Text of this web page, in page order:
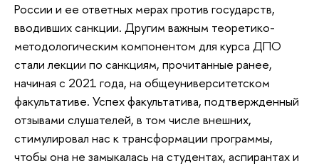
России и ее ответных мерах против государств,
вводивших санкции. Другим важным теоретико-
методологическим компонентом для курса ДПО
стали лекции по санкциям, прочитанные ранее,
начиная с 2021 года, на общеуниверситетском
факультативе. Успех факультатива, подтвержденный
отзывами слушателей, в том числе внешних,
стимулировал нас к трансформации программы,
чтобы она не замыкалась на студентах, аспирантах и